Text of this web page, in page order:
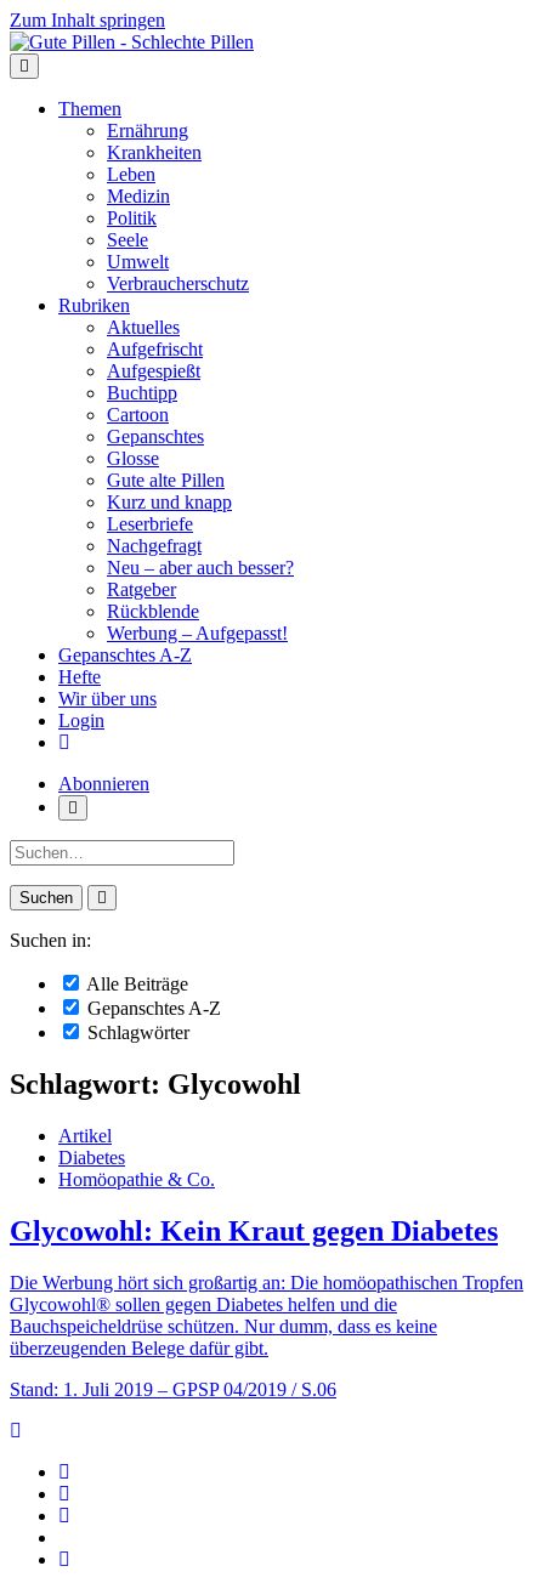
Zum Inhalt springen
Themen
Ernährung
Krankheiten
Leben
Medizin
Politik
Seele
Umwelt
Verbraucherschutz
Rubriken
Aktuelles
Aufgefrischt
Aufgespießt
Buchtipp
Cartoon
Gepanschtes
Glosse
Gute alte Pillen
Kurz und knapp
Leserbriefe
Nachgefragt
Neu – aber auch besser?
Ratgeber
Rückblende
Werbung – Aufgepasst!
Gepanschtes A-Z
Hefte
Wir über uns
Login
Abonnieren
Suche:
Suchen in:
Alle Beiträge
Gepanschtes A-Z
Schlagwörter
Schlagwort: Glycowohl
Artikel
Diabetes
Homöopathie & Co.
Glycowohl: Kein Kraut gegen Diabetes
Die Werbung hört sich großartig an: Die homöopathischen Tropfen
Glycowohl® sollen gegen Diabetes helfen und die
Bauchspeicheldrüse schützen. Nur dumm, dass es keine
überzeugenden Belege dafür gibt.
Stand: 1. Juli 2019 – GPSP 04/2019 / S.06